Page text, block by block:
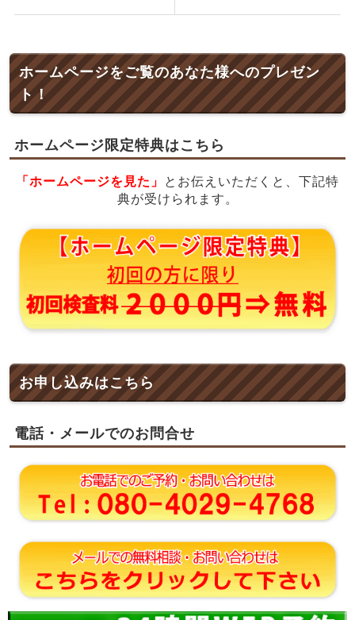
ホームページをご覧のあなた様へのプレゼン
ト！
ホームページ限定特典はこちら
「ホームページを見た」
とお伝えいただくと、下記特
典が受けられます。
お申し込みはこちら
電話・メールでのお問合せ